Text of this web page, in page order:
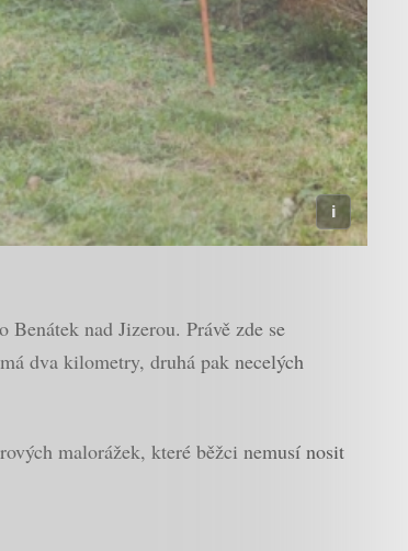
nad Jizerou. Právě zde se
dva kilometry, druhá pak necelých
malorážek, které běžci nemusí nosit